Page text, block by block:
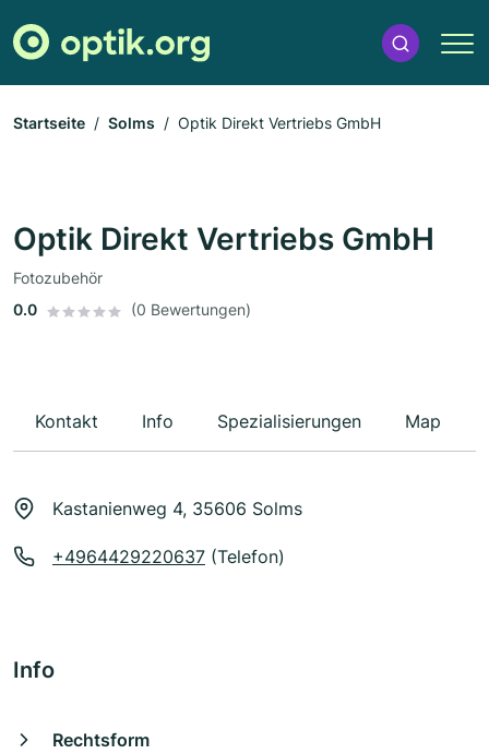
Startseite Solms Optik Direkt Vertriebs GmbH
Optik Direkt Vertriebs GmbH
Fotozubehör
0.0
(0 Bewertungen)
Kontakt Info Spezialisierungen Map
Kastanienweg 4, 35606 Solms
+4964429220637 (Telefon)
Info
Rechtsform